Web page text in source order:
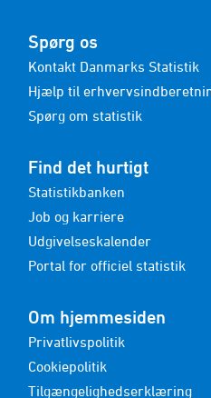
Spørg os
Kontakt Danmarks Statistik
Hjælp til
Spørg om statistik
Find det hurtigt
Statistikbanken
Job og karriere
Udgivelseskalender
Portal for officiel statistik
Om hjemmesiden
Privatlivspolitik
Cookiepolitik
Tilgængelighedserklæring